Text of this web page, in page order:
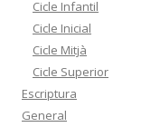
Cicle Infantil
Cicle Inicial
Cicle Mitjà
Cicle Superior
Escriptura
General